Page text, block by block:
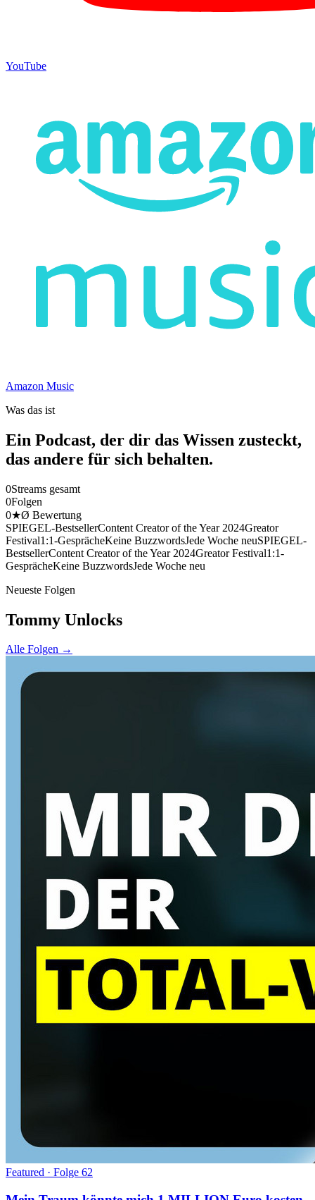
YouTube
Amazon Music
Was das ist
Ein Podcast, der dir das Wissen zusteckt,
das andere für sich behalten.
0Streams gesamt
0Folgen
0★Ø Bewertung
SPIEGEL-BestsellerContent Creator of the Year 2024Greator
Festival1:1-GesprächeKeine BuzzwordsJede Woche neuSPIEGEL-
BestsellerContent Creator of the Year 2024Greator Festival1:1-
GesprächeKeine BuzzwordsJede Woche neu
Neueste Folgen
Tommy Unlocks
Alle Folgen →
Featured · Folge 62